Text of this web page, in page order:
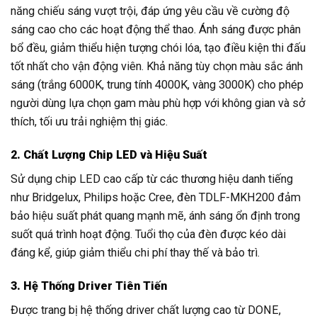
năng chiếu sáng vượt trội, đáp ứng yêu cầu về cường độ
sáng cao cho các hoạt động thể thao. Ánh sáng được phân
bổ đều, giảm thiểu hiện tượng chói lóa, tạo điều kiện thi đấu
tốt nhất cho vận động viên. Khả năng tùy chọn màu sắc ánh
sáng (trắng 6000K, trung tính 4000K, vàng 3000K) cho phép
người dùng lựa chọn gam màu phù hợp với không gian và sở
thích, tối ưu trải nghiệm thị giác.
2. Chất Lượng Chip LED và Hiệu Suất
Sử dụng chip LED cao cấp từ các thương hiệu danh tiếng
như Bridgelux, Philips hoặc Cree, đèn TDLF-MKH200 đảm
bảo hiệu suất phát quang mạnh mẽ, ánh sáng ổn định trong
suốt quá trình hoạt động. Tuổi thọ của đèn được kéo dài
đáng kể, giúp giảm thiểu chi phí thay thế và bảo trì.
3. Hệ Thống Driver Tiên Tiến
Được trang bị hệ thống driver chất lượng cao từ DONE,